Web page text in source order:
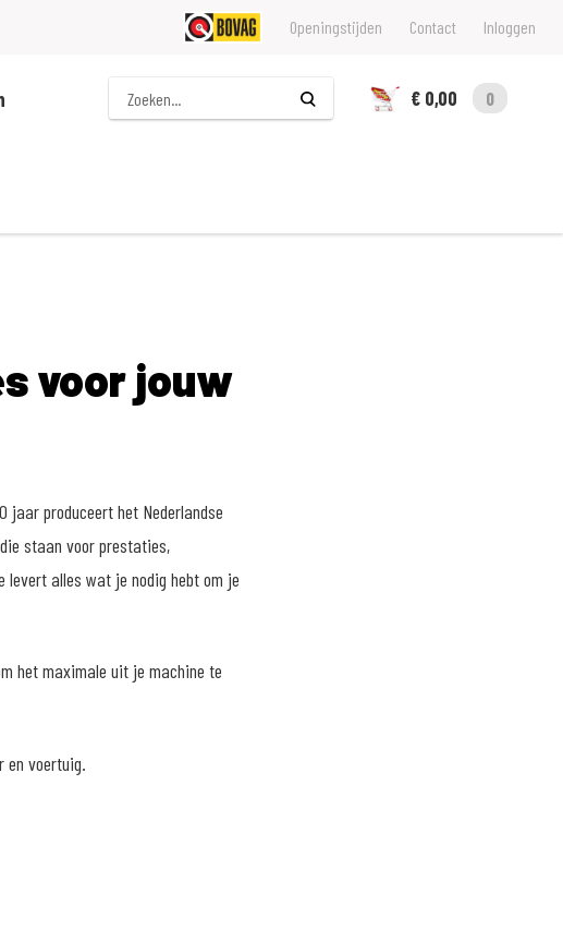
Openingstijden Contact Inloggen
Zoeken
€ 0,00
0
voor jouw
jaar produceert het Nederlandse
staan voor prestaties,
alles wat je nodig hebt om je
het maximale uit je machine te
en voertuig.